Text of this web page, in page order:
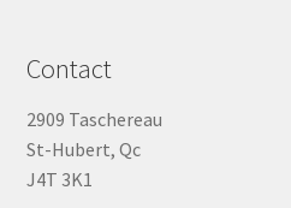
Contact
2909 Taschereau
St-Hubert, Qc
J4T 3K1